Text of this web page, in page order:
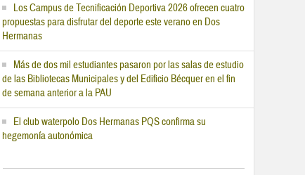
Los Campus de Tecnificación Deportiva 2026 ofrecen cuatro
propuestas para disfrutar del deporte este verano en Dos
Hermanas
Más de dos mil estudiantes pasaron por las salas de estudio
de las Bibliotecas Municipales y del Edificio Bécquer en el fin
de semana anterior a la PAU
El club waterpolo Dos Hermanas PQS confirma su
hegemonía autonómica